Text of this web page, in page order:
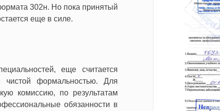
302н. Но пока принятый
еще в силе.
еще считается
чистой формальностью. Для
комиссию, по результатам
обязанности в